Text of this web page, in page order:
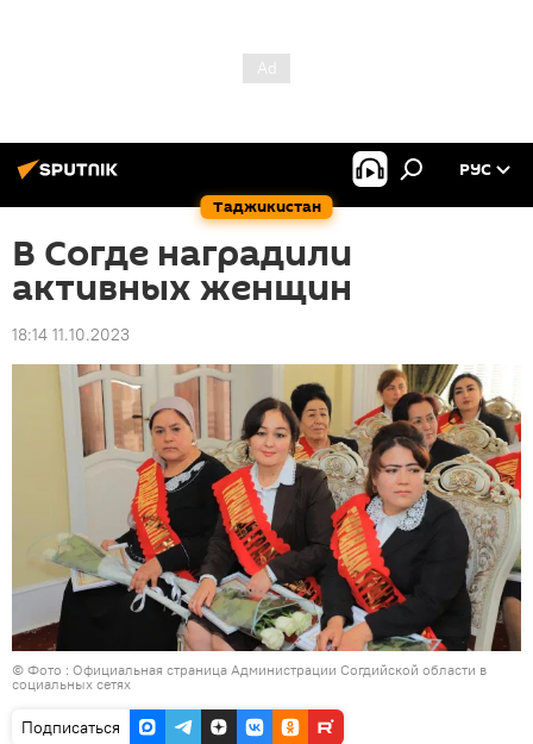
Таджикистан
РУС
В Согде наградили
активных женщин
18:14 11.10.2023
© Фото : Официальная страница Администрации Согдийской области в
социальных сетях
Подписаться